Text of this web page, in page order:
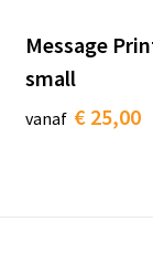
Message
small
vanaf € 25,00